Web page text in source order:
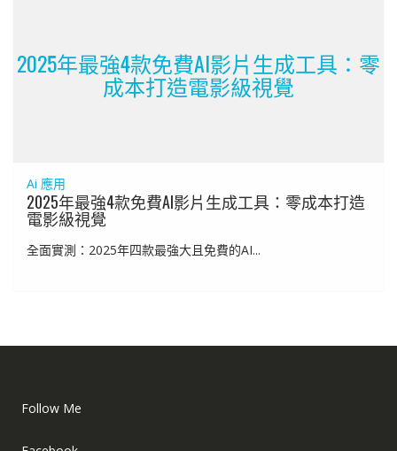
2025年最強4款免費AI影片生成工具：零
成本打造電影級視覺
Ai 應用
2025年最強4款免費AI影片生成工具：零成本打造
電影級視覺
全面實測：2025年四款最強大且免費的AI...
Follow Me